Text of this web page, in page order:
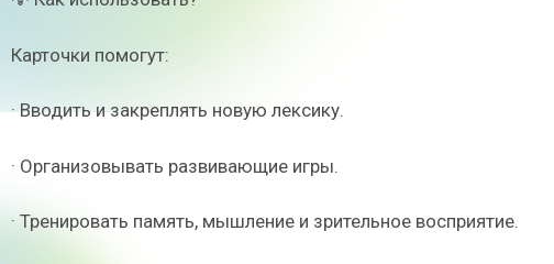
Карточки помогут:
· Вводить и закреплять новую лексику.
· Организовывать развивающие игры.
· Тренировать память, мышление и зрительное восприятие.